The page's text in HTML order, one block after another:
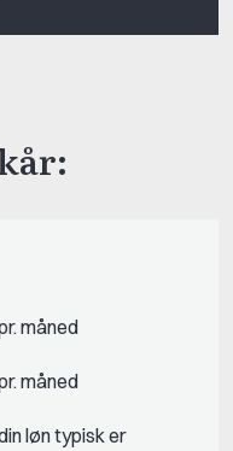
måned
måned
løn typisk er